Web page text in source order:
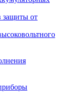
защиты от